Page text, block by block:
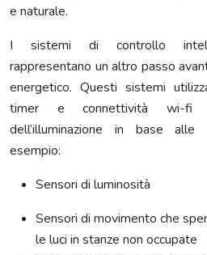
e naturale.
I sistemi di controllo
rappresentano un altro passo
energetico. Questi sistemi
timer e connettività wi-fi
dell’illuminazione in base
esempio:
Sensori di luminosità
Sensori di movimento che
le luci in stanze non occupate